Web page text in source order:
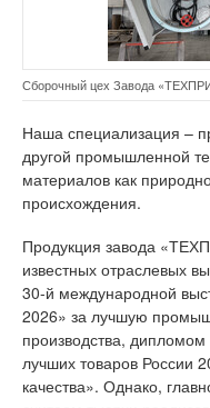
Сборочный цех Завода
Наша специализация –
другой промышленной
материалов как
происхождения.
Продукция завода
известных отраслевых
30-й международной
2026» за лучшую
производства, дипломом
лучших товаров России
качества». Однако,